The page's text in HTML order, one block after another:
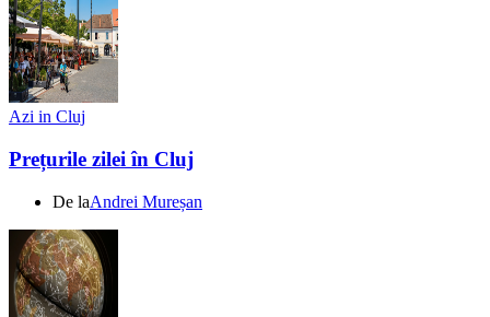
Azi in Cluj
Prețurile zilei în Cluj
De laAndrei Mureșan